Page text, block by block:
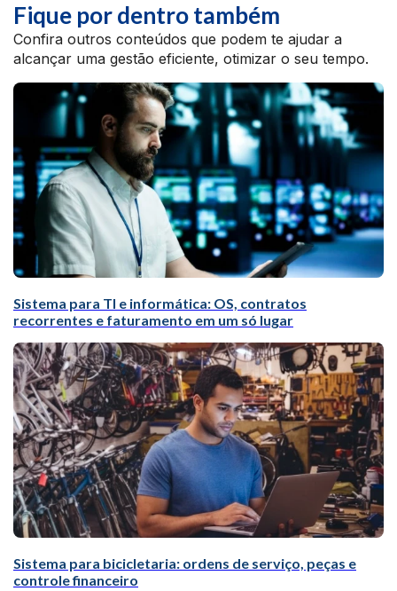
Fique por dentro também
Confira outros conteúdos que podem te ajudar a
alcançar uma gestão eficiente, otimizar o seu tempo.
Sistema para TI e informática: OS, contratos
recorrentes e faturamento em um só lugar
Sistema para bicicletaria: ordens de serviço, peças e
controle financeiro